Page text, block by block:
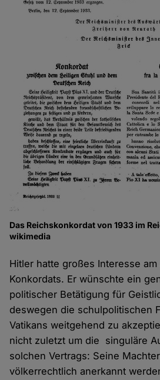
Das Reichskonkordat von 1933 im
wikimedia
Hitler hatte großes Interesse
Konkordats. Er wünschte ein
politischer Betätigung für
deswegen die schulpolitischen
Vatikans weitgehend zu
nicht zuletzt um die singuläre
solchen Vertrags: Seine
völkerrechtlich anerkannt